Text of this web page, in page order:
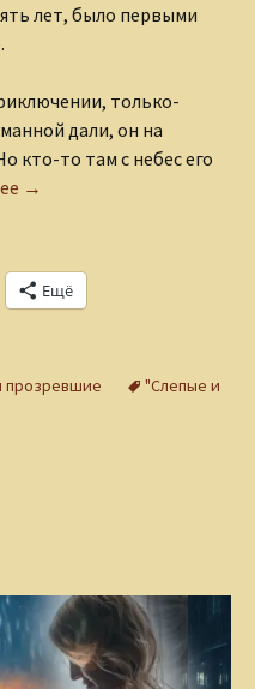
лет, было первыми
только-
дали, он на
кто-то там с небес его
Колумб
→
Ещё
прозревшие
"Слепые и